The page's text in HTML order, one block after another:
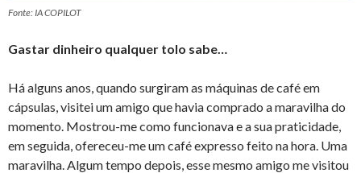
Fonte: IA COPILOT
Gastar dinheiro qualquer tolo sabe…
Há alguns anos, quando surgiram as máquinas de café em
cápsulas, visitei um amigo que havia comprado a maravilha do
momento. Mostrou-me como funcionava e a sua praticidade,
em seguida, ofereceu-me um café expresso feito na hora. Uma
maravilha. Algum tempo depois, esse mesmo amigo me visitou